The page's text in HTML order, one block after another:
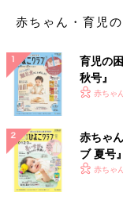
「“オイコスヨーグル
「“RICOのおしりふ
しい！おすそわけも
「“ワイドハイター”
ルフォート”のめちゃ
「“キッチンペーパ
のでとても役に立ち
赤ちゃん・育児
育児の
秋号』
いっぱ
赤ちゃ
赤ちゃ
ブ 夏号
く！ お
赤ちゃ